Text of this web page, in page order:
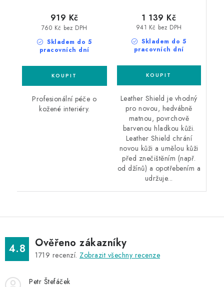
Skladem do 5
pracovních dní
760 Kč bez DPH
919 Kč
Profesionální péče o
kožené interiéry.
Skladem do 5
pracovních dní
941 Kč bez DPH
1 139 Kč
Leather Shield je vhodný
pro novou, hedvábně
matnou, povrchově
barvenou hladkou kůži.
Leather Shield chrání
novou kůži a umělou kůži
před znečištěním (např.
od džínů) a opotřebením a
udržuje...
4.8 Ověřeno zákazníky
1719 recenzí. Zobrazit všechny recenze
Petr Štefáček